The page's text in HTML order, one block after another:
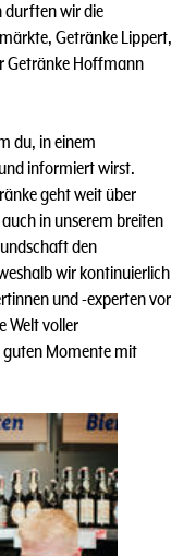
durften wir die
Getränke Lippert,
Getränke Hoffmann
du, in einem
informiert wirst.
geht weit über
in unserem breiten
den
wir kontinuierlich
und -experten vor
Welt voller
guten Momente mit